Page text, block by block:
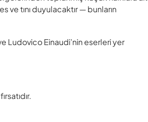
ve tını duyulacaktır — bunların
Ludovico Einaudi’nin eserleri yer